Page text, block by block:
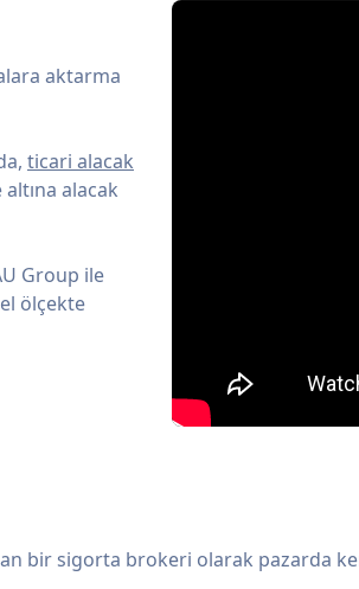
aktarma
ticari alacak
alacak
Group ile
ölçekte
bir sigorta brokeri olarak pazarda